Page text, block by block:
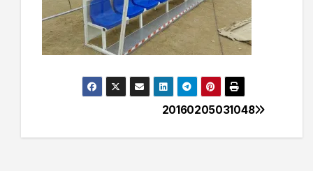
Navegación
de
20160205031048